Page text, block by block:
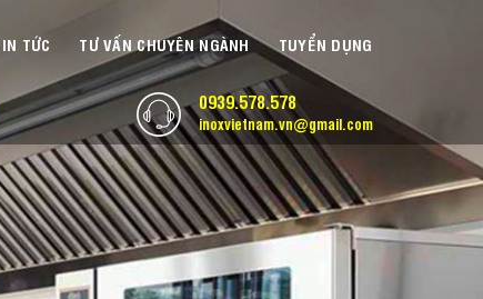
0939.578.578
inoxvietnam.vn@gmail.com
TỨC TƯ VẤN CHUYÊN NGÀNH TUYỂN DỤNG